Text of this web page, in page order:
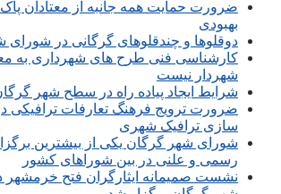
ضرورت حمایت همه جانبه از معتادان
بهبودی
دوقلوها و چندقلوهای گرگانی در شورای
کارشناسی فنی طرح های شهرداری به
شهردار نیست
شرایط ایجاد پیاده راه در سطح شهر
ضرورت ترویج فرهنگ تعارفات ترافیکی
سازی ترافیک شهری
شورای شهر گرگان یکی از بیشترین
رسمی و علنی در بین شوراهای کشور
نشست صمیمانه ایثارگران فتح